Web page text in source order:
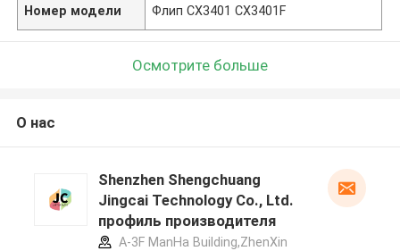
Номер модели Флип CX3401 CX3401F
Осмотрите больше
О нас
Shenzhen Shengchuang
Jingcai Technology Co., Ltd.
профиль производителя
A-3F ManHa Building,ZhenXin